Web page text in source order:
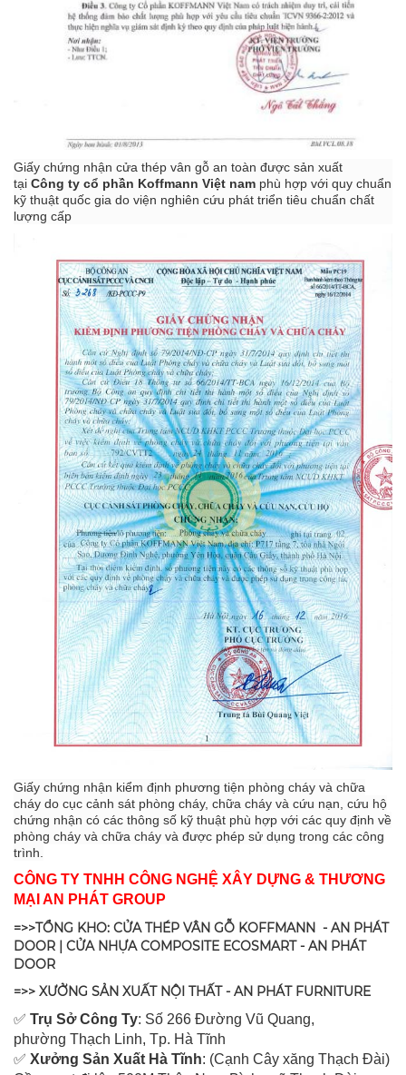
Giấy chứng nhận cửa thép vân gỗ an toàn được sản xuất
tại Công ty cổ phần Koffmann Việt nam phù hợp với quy chuẩn
kỹ thuật quốc gia do viện nghiên cứu phát triển tiêu chuẩn chất
lượng cấp
Giấy chứng nhận kiểm định phương tiện phòng cháy và chữa
cháy do cục cảnh sát phòng cháy, chữa cháy và cứu nạn, cứu hộ
chứng nhận có các thông số kỹ thuật phù hợp với các quy định về
phòng cháy và chữa cháy và được phép sử dụng trong các công
trình.
CÔNG TY TNHH CÔNG NGHỆ XÂY DỰNG & THƯƠNG
MẠI AN PHÁT GROUP
=>>TỔNG KHO: CỬA THÉP VÂN GỖ KOFFMANN - AN PHÁT
DOOR | CỬA NHỰA COMPOSITE ECOSMART - AN PHÁT
DOOR
=>> XƯỞNG SẢN XUẤT NỘI THẤT - AN PHÁT FURNITURE
✅ Trụ Sở Công Ty: Số 266 Đường Vũ Quang,
phường Thạch Linh, Tp. Hà Tĩnh
✅ Xưởng Sản Xuất Hà Tĩnh: (Cạnh Cây xăng Thạch Đài)